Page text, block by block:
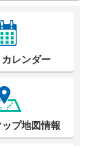
レンダー
プ地図情報